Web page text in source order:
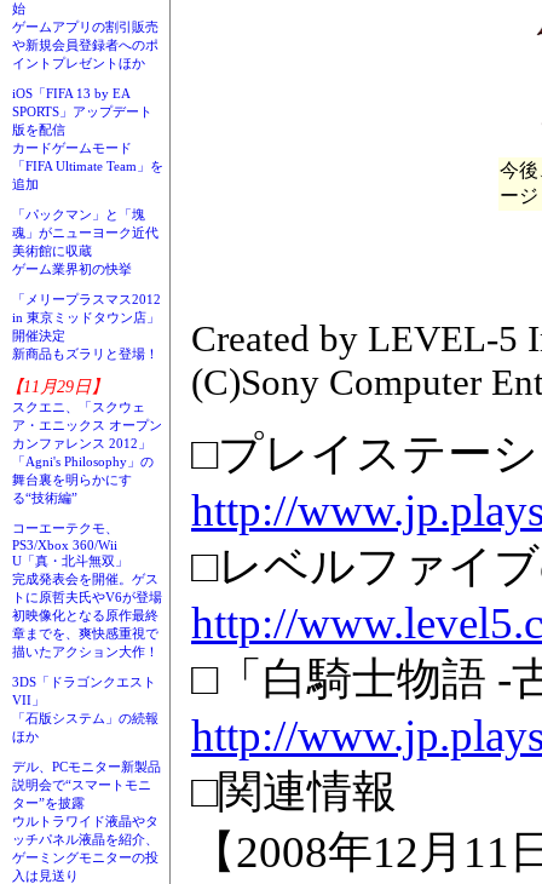
始
ゲームアプリの割引販売
や新規会員登録者へのポ
イントプレゼントほか
iOS「FIFA 13 by EA
SPORTS」アップデート
版を配信
カードゲームモード
「FIFA Ultimate Team」を
追加
「パックマン」と「塊
魂」がニューヨーク近代
美術館に収蔵
ゲーム業界初の快挙
「メリープラスマス2012
in 東京ミッドタウン店」
開催決定
新商品もズラリと登場！
【11月29日】
スクエニ、「スクウェ
ア・エニックス オープン
カンファレンス 2012」
「Agni's Philosophy」の
舞台裏を明らかにす
る“技術編”
コーエーテクモ、
PS3/Xbox 360/Wii
U「真・北斗無双」
完成発表会を開催。ゲス
トに原哲夫氏やV6が登場
初映像化となる原作最終
章までを、爽快感重視で
描いたアクション大作！
3DS「ドラゴンクエスト
VII」
「石版システム」の続報
ほか
デル、PCモニター新製品
説明会で“スマートモニ
ター”を披露
ウルトラワイド液晶やタ
ッチパネル液晶を紹介、
ゲーミングモニターの投
入は見送り
今
ージ
Created by LEVEL-5
(C)Sony Computer
□プレイステー
http://
□レベルファイ
http://
□「白騎士物語 -
http://
□関連情報
【2008年12月